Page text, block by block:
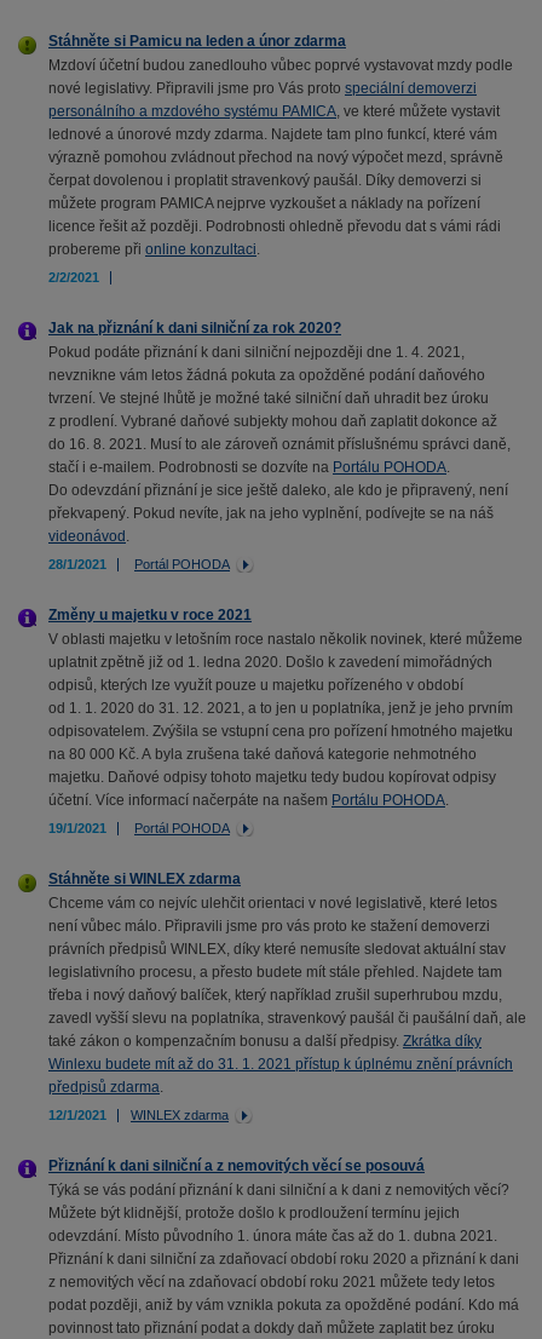
Stáhněte si Pamicu na leden a únor zdarma
Mzdoví účetní budou zanedlouho vůbec poprvé vystavovat mzdy podle
nové legislativy. Připravili jsme pro Vás proto speciální demoverzi
personálního a mzdového systému PAMICA, ve které můžete vystavit
lednové a únorové mzdy zdarma. Najdete tam plno funkcí, které vám
výrazně pomohou zvládnout přechod na nový výpočet mezd, správně
čerpat dovolenou i proplatit stravenkový paušál. Díky demoverzi si
můžete program PAMICA nejprve vyzkoušet a náklady na pořízení
licence řešit až později. Podrobnosti ohledně převodu dat s vámi rádi
probereme při online konzultaci.
2/2/2021
Jak na přiznání k dani silniční za rok 2020?
Pokud podáte přiznání k dani silniční nejpozději dne 1. 4. 2021,
nevznikne vám letos žádná pokuta za opožděné podání daňového
tvrzení. Ve stejné lhůtě je možné také silniční daň uhradit bez úroku
z prodlení. Vybrané daňové subjekty mohou daň zaplatit dokonce až
do 16. 8. 2021. Musí to ale zároveň oznámit příslušnému správci daně,
stačí i e-mailem. Podrobnosti se dozvíte na Portálu POHODA.
Do odevzdání přiznání je sice ještě daleko, ale kdo je připravený, není
překvapený. Pokud nevíte, jak na jeho vyplnění, podívejte se na náš
videonávod .
28/1/2021 Portál POHODA
Změny u majetku v roce 2021
V oblasti majetku v letošním roce nastalo několik novinek, které můžeme
uplatnit zpětně již od 1. ledna 2020. Došlo k zavedení mimořádných
odpisů, kterých lze využít pouze u majetku pořízeného v období
od 1. 1. 2020 do 31. 12. 2021, a to jen u poplatníka, jenž je jeho prvním
odpisovatelem. Zvýšila se vstupní cena pro pořízení hmotného majetku
na 80 000 Kč. A byla zrušena také daňová kategorie nehmotného
majetku. Daňové odpisy tohoto majetku tedy budou kopírovat odpisy
účetní. Více informací načerpáte na našem Portálu POHODA.
19/1/2021 Portál POHODA
Stáhněte si WINLEX zdarma
Chceme vám co nejvíc ulehčit orientaci v nové legislativě, které letos
není vůbec málo. Připravili jsme pro vás proto ke stažení demoverzi
právních předpisů WINLEX, díky které nemusíte sledovat aktuální stav
legislativního procesu, a přesto budete mít stále přehled. Najdete tam
třeba i nový daňový balíček, který například zrušil superhrubou mzdu,
zavedl vyšší slevu na poplatníka, stravenkový paušál či paušální daň, ale
také zákon o kompenzačním bonusu a další předpisy. Zkrátka díky
Winlexu budete mít až do 31. 1. 2021 přístup k úplnému znění právních
předpisů zdarma.
12/1/2021 WINLEX zdarma
Přiznání k dani silniční a z nemovitých věcí se posouvá
Týká se vás podání přiznání k dani silniční a k dani z nemovitých věcí?
Můžete být klidnější, protože došlo k prodloužení termínu jejich
odevzdání. Místo původního 1. února máte čas až do 1. dubna 2021.
Přiznání k dani silniční za zdaňovací období roku 2020 a přiznání k dani
z nemovitých věcí na zdaňovací období roku 2021 můžete tedy letos
podat později, aniž by vám vznikla pokuta za opožděné podání. Kdo má
povinnost tato přiznání podat a dokdy daň můžete zaplatit bez úroku